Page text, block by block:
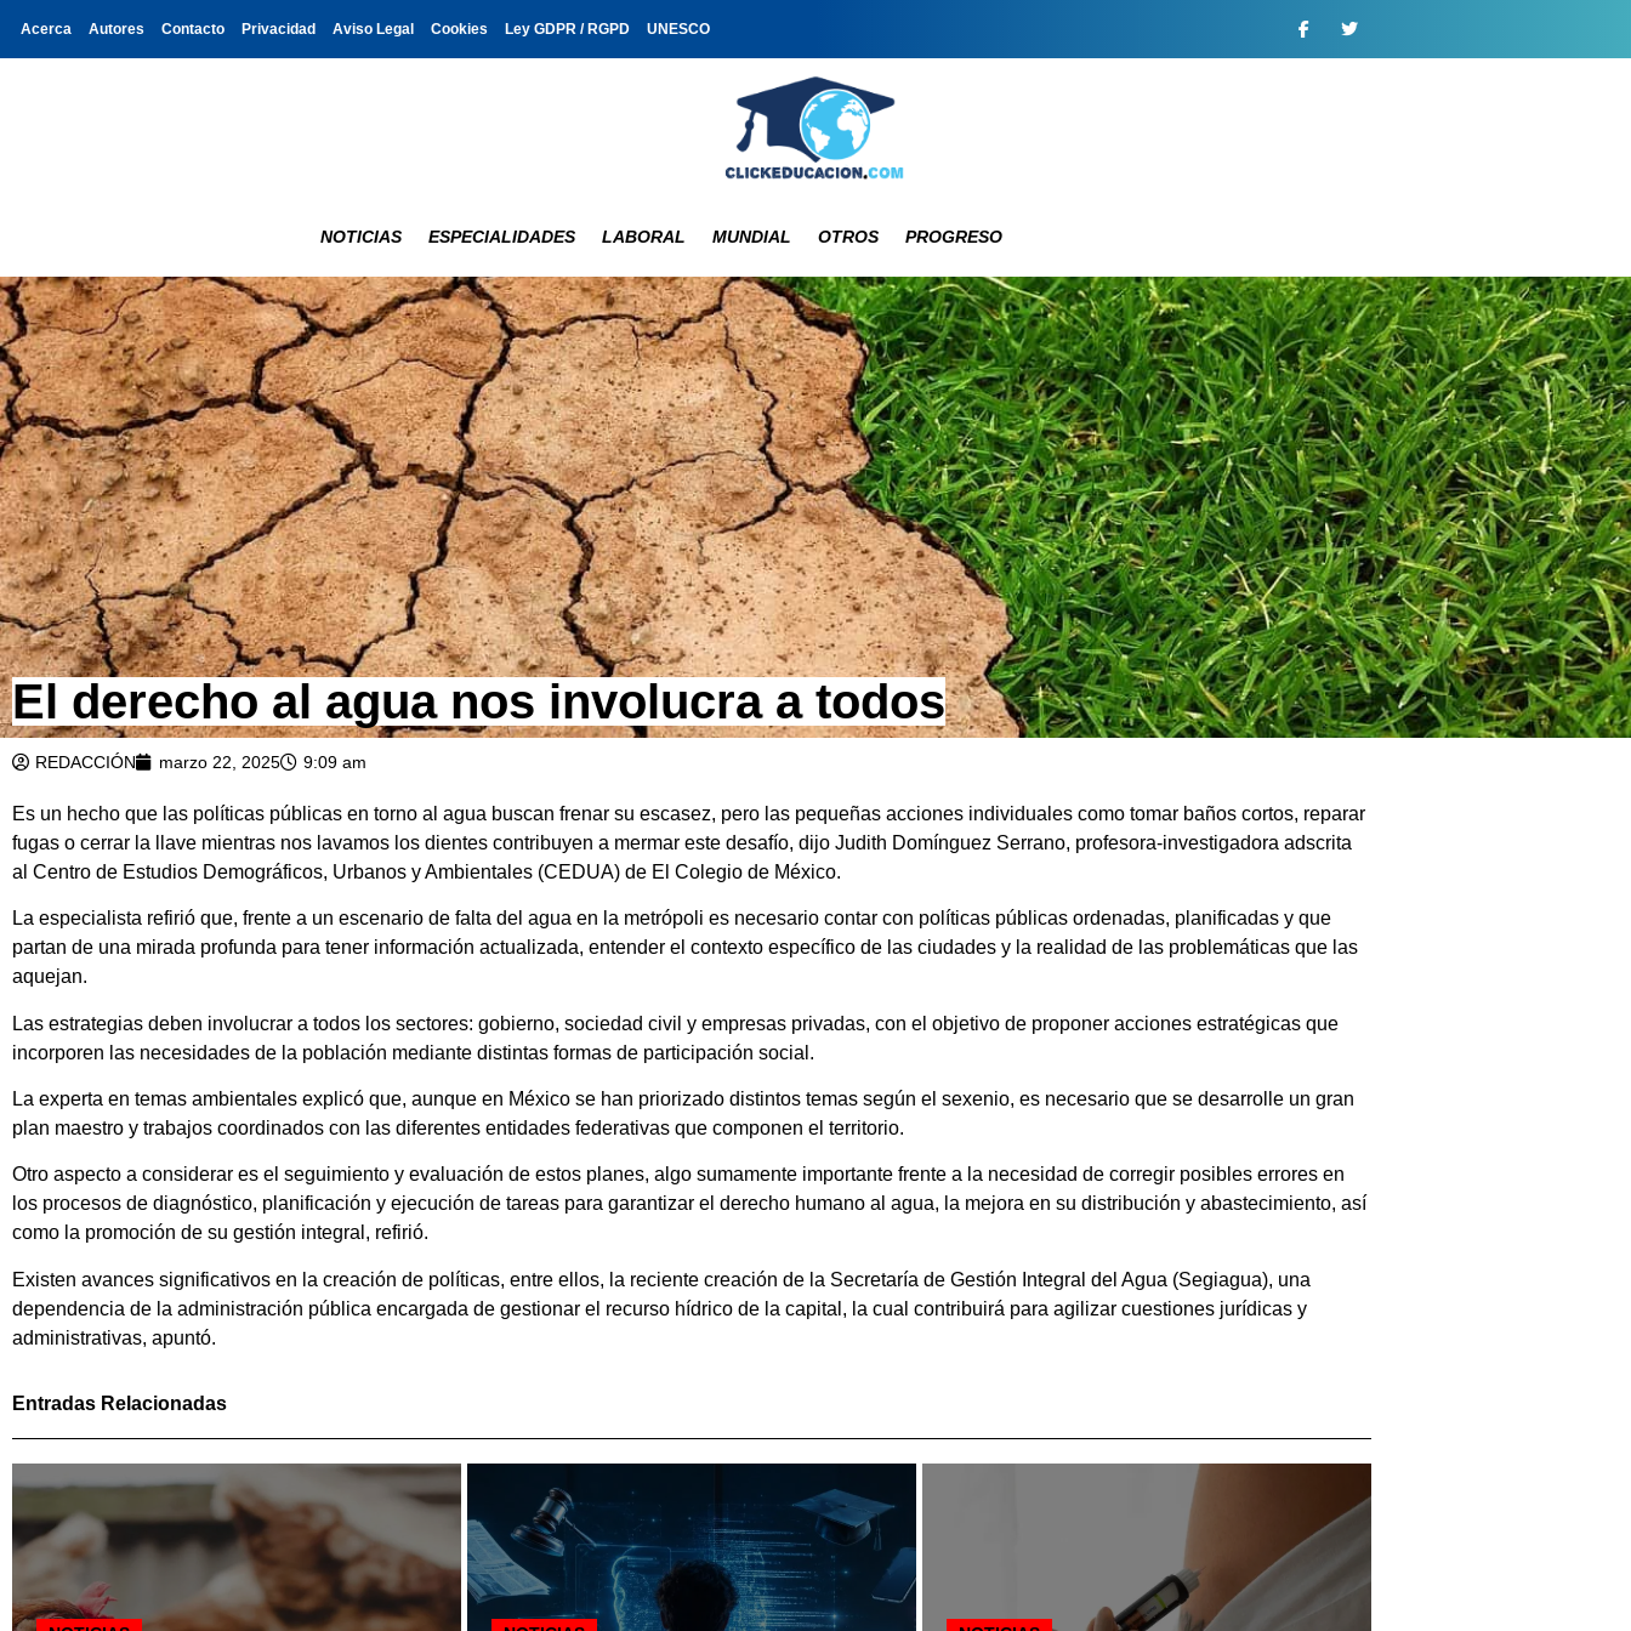
Acerca Autores Contacto Privacidad Aviso Legal Cookies Ley GDPR / RGPD UNESCO
NOTICIAS ESPECIALIDADES LABORAL MUNDIAL OTROS PROGRESO
El derecho al agua nos involucra a todos
REDACCIÓN marzo 22, 2025 9:09 am
Es un hecho que las políticas públicas en torno al agua buscan frenar su escasez, pero las pequeñas acciones individuales como tomar baños cortos, reparar
fugas o cerrar la llave mientras nos lavamos los dientes contribuyen a mermar este desafío, dijo Judith Domínguez Serrano, profesora-investigadora adscrita
al Centro de Estudios Demográficos, Urbanos y Ambientales (CEDUA) de El Colegio de México.
La especialista refirió que, frente a un escenario de falta del agua en la metrópoli es necesario contar con políticas públicas ordenadas, planificadas y que
partan de una mirada profunda para tener información actualizada, entender el contexto específico de las ciudades y la realidad de las problemáticas que las
aquejan.
Las estrategias deben involucrar a todos los sectores: gobierno, sociedad civil y empresas privadas, con el objetivo de proponer acciones estratégicas que
incorporen las necesidades de la población mediante distintas formas de participación social.
La experta en temas ambientales explicó que, aunque en México se han priorizado distintos temas según el sexenio, es necesario que se desarrolle un gran
plan maestro y trabajos coordinados con las diferentes entidades federativas que componen el territorio.
Otro aspecto a considerar es el seguimiento y evaluación de estos planes, algo sumamente importante frente a la necesidad de corregir posibles errores en
los procesos de diagnóstico, planificación y ejecución de tareas para garantizar el derecho humano al agua, la mejora en su distribución y abastecimiento, así
como la promoción de su gestión integral, refirió.
Existen avances significativos en la creación de políticas, entre ellos, la reciente creación de la Secretaría de Gestión Integral del Agua (Segiagua), una
dependencia de la administración pública encargada de gestionar el recurso hídrico de la capital, la cual contribuirá para agilizar cuestiones jurídicas y
administrativas, apuntó.
Entradas Relacionadas